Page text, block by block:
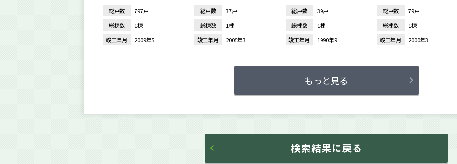
総戸数
797戸
総棟数
1棟
竣工年月
2009年5
総戸数
37戸
総棟数
1棟
竣工年月
2005年3
総戸数
39戸
総棟数
1棟
竣工年月
1990年9
総戸数
79戸
総棟数
1棟
竣工年月
2000年3
もっと見る
検索結果に戻る